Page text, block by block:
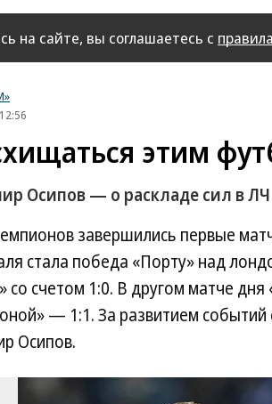
на сайте, вы соглашаетесь с
этим
Осипов — о раскладе сил в ЛЧ
завершились первые
стала победа «Порту» над
со счетом 1:0. В другом матче
— 1:1. За развитием
Осипов.